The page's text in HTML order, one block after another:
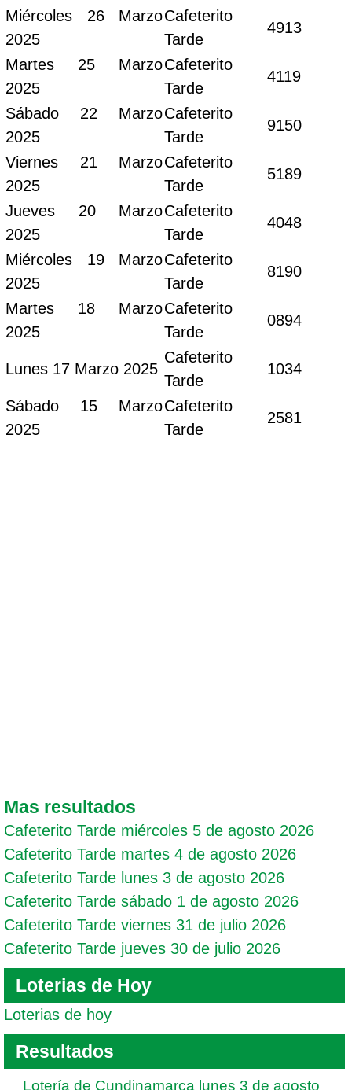
Miércoles 26 Marzo
2025
Cafeterito
Tarde
4913
Martes 25 Marzo
2025
Cafeterito
Tarde
4119
Sábado 22 Marzo
2025
Cafeterito
Tarde
9150
Viernes 21 Marzo
2025
Cafeterito
Tarde
5189
Jueves 20 Marzo
2025
Cafeterito
Tarde
4048
Miércoles 19 Marzo
2025
Cafeterito
Tarde
8190
Martes 18 Marzo
2025
Cafeterito
Tarde
0894
Lunes 17 Marzo 2025
Cafeterito
Tarde
1034
Sábado 15 Marzo
2025
Cafeterito
Tarde
2581
Mas resultados
Cafeterito Tarde miércoles 5 de agosto 2026
Cafeterito Tarde martes 4 de agosto 2026
Cafeterito Tarde lunes 3 de agosto 2026
Cafeterito Tarde sábado 1 de agosto 2026
Cafeterito Tarde viernes 31 de julio 2026
Cafeterito Tarde jueves 30 de julio 2026
Loterias de Hoy
Loterias de hoy
Resultados
Lotería de Cundinamarca lunes 3 de agosto